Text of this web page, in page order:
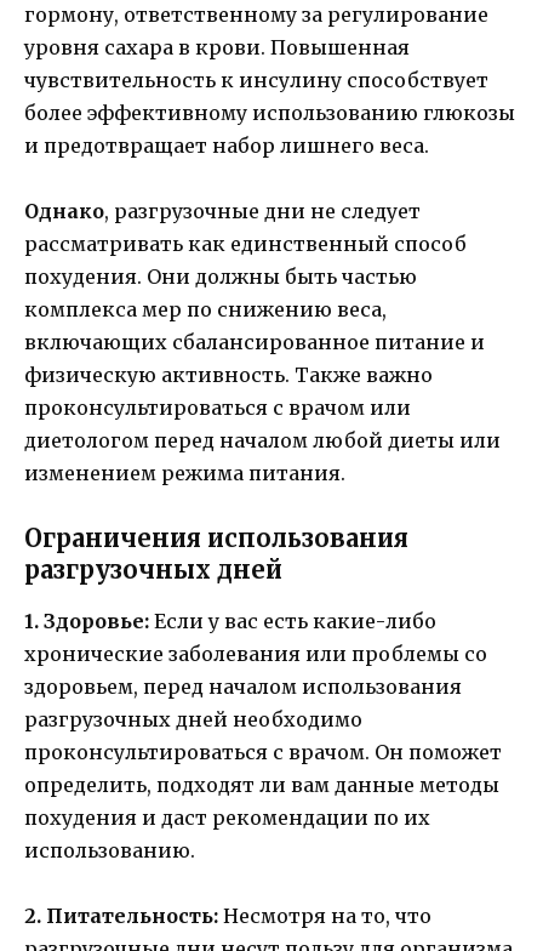
гормону, ответственному за регулирование
уровня сахара в крови. Повышенная
чувствительность к инсулину способствует
более эффективному использованию глюкозы
и предотвращает набор лишнего веса.
Однако, разгрузочные дни не следует
рассматривать как единственный способ
похудения. Они должны быть частью
комплекса мер по снижению веса,
включающих сбалансированное питание и
физическую активность. Также важно
проконсультироваться с врачом или
диетологом перед началом любой диеты или
изменением режима питания.
Ограничения использования
разгрузочных дней
1. Здоровье: Если у вас есть какие-либо
хронические заболевания или проблемы со
здоровьем, перед началом использования
разгрузочных дней необходимо
проконсультироваться с врачом. Он поможет
определить, подходят ли вам данные методы
похудения и даст рекомендации по их
использованию.
2. Питательность: Несмотря на то, что